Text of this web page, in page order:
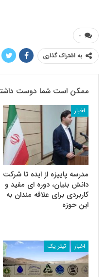
۰
به اشتراک گذاری
ممکن است شما دوست
اخبار
مدرسه پاییزه از ایده تا شرکت
دانش بنیان، دوره ای مفید و
کاربردی برای علاقه مندان به
این حوزه
اخبار تیتر یک